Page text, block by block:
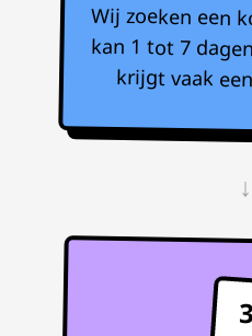
Wij zoeken een
kan 1 tot 7
krijgt vaak
↓
3